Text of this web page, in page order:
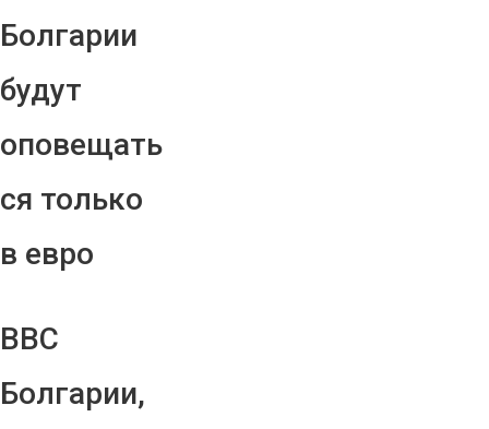
Болгарии
будут
оповещать
ся только
в евро
ВВС
Болгарии,